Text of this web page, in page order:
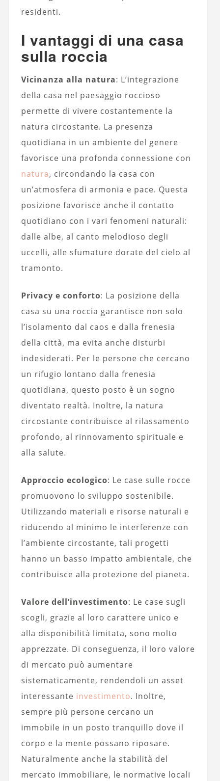
residenti.
I vantaggi di una casa
sulla roccia
Vicinanza alla natura: L’integrazione
della casa nel paesaggio roccioso
permette di vivere costantemente la
natura circostante. La presenza
quotidiana in un ambiente del genere
favorisce una profonda connessione con
natura, circondando la casa con
un’atmosfera di armonia e pace. Questa
posizione favorisce anche il contatto
quotidiano con i vari fenomeni naturali:
dalle albe, al canto melodioso degli
uccelli, alle sfumature dorate del cielo al
tramonto.
Privacy e conforto: La posizione della
casa su una roccia garantisce non solo
l’isolamento dal caos e dalla frenesia
della città, ma evita anche disturbi
indesiderati. Per le persone che cercano
un rifugio lontano dalla frenesia
quotidiana, questo posto è un sogno
diventato realtà. Inoltre, la natura
circostante contribuisce al rilassamento
profondo, al rinnovamento spirituale e
alla salute.
Approccio ecologico: Le case sulle rocce
promuovono lo sviluppo sostenibile.
Utilizzando materiali e risorse naturali e
riducendo al minimo le interferenze con
l’ambiente circostante, tali progetti
hanno un basso impatto ambientale, che
contribuisce alla protezione del pianeta.
Valore dell’investimento: Le case sugli
scogli, grazie al loro carattere unico e
alla disponibilità limitata, sono molto
apprezzate. Di conseguenza, il loro valore
di mercato può aumentare
sistematicamente, rendendoli un asset
interessante investimento. Inoltre,
sempre più persone cercano un
immobile in un posto tranquillo dove il
corpo e la mente possano riposare.
Naturalmente anche la stabilità del
mercato immobiliare, le normative locali